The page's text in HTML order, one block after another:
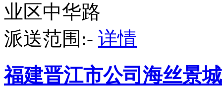
业区中华路
派送范围:- 详情
福建晋江市公司海丝景